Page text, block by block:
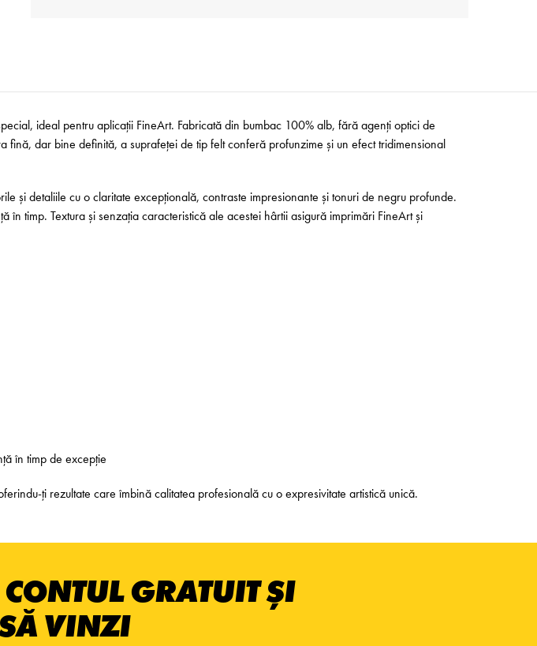
ideal pentru aplicații FineArt. Fabricată din bumbac 100% alb, fără agenți optici de
dar bine definită, a suprafeței de tip felt conferă profunzime și un efect tridimensional
și detaliile cu o claritate excepțională, contraste impresionante și tonuri de negru profunde.
timp. Textura și senzația caracteristică ale acestei hârtii asigură imprimări FineArt și
în timp de excepție
ți rezultate care îmbină calitatea profesională cu o expresivitate artistică unică.
GRATUIT ȘI
VINZI